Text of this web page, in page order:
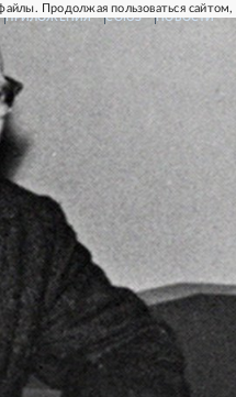
Продолжая пользоваться сайтом,
ПРИЛОЖЕНИЯ СОЮЗ НОВОСТИ